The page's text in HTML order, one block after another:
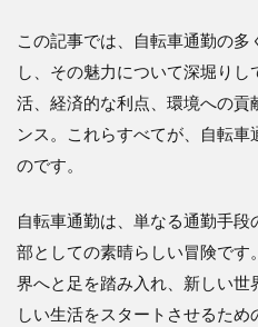
この記事では、自転車通勤の
し、その魅力について深堀り
活、経済的な利点、環境への貢
ンス。これらすべてが、自転
のです。
自転車通勤は、単なる通勤手
部としての素晴らしい冒険で
界へと足を踏み入れ、新しい世
しい生活をスタートさせるた